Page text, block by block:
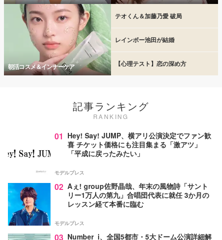
朝活コスメ＆インナーケア
テオくん＆加藤乃愛 破局
レインボー池田が結婚
【心理テスト】恋の深め方
記事ランキング
RANKING
01 Hey! Say! JUMP、横アリ公演決定でファン歓
喜 チケット価格にも注目集まる「激アツ」
「平成に戻ったみたい」
モデルプレス
02 Aぇ! group佐野晶哉、年末の風物詩「サント
リー1万人の第九」合唱団代表に就任 3か月の
レッスン経て本番に臨む
モデルプレス
03 Number_i、全国5都市・5大ドーム公演詳細解